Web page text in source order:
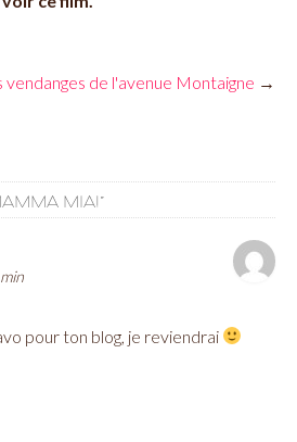
vendanges de l'avenue Montaigne →
MIA!”
pour ton blog, je reviendrai